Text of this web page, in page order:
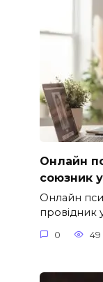
Онлайн
союзник
Онлайн
провідник
0 49